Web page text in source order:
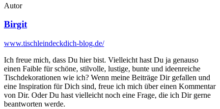
Autor
Birgit
www.tischleindeckdich-blog.de/
Ich freue mich, dass Du hier bist. Vielleicht hast Du ja genauso
einen Faible für schöne, stilvolle, lustige, bunte und ideenreiche
Tischdekorationen wie ich? Wenn meine Beiträge Dir gefallen und
eine Inspiration für Dich sind, freue ich mich über einen Kommentar
von Dir. Oder Du hast vielleicht noch eine Frage, die ich Dir gerne
beantworten werde.